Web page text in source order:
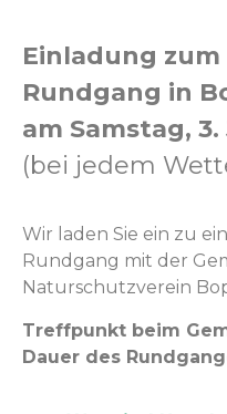
Ein­ladung
Rundgang in
am Sam­stag, 3.
(bei jedem
Wir laden Sie ein zu
Rundgang mit der
Naturschutzvere­in
Tre­ff­punkt beim
Dauer des